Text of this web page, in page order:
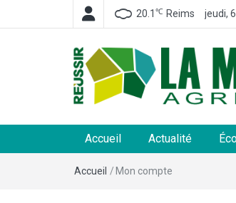
20.1 ℃ Reims jeudi,
La Marne
et rurales
Accueil Actualité
Accueil / Mon compte